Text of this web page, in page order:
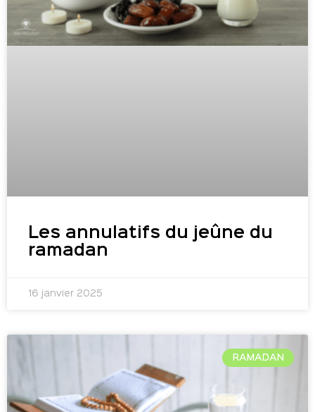
Les annulatifs du jeûne du
ramadan
16 janvier 2025
RAMADAN